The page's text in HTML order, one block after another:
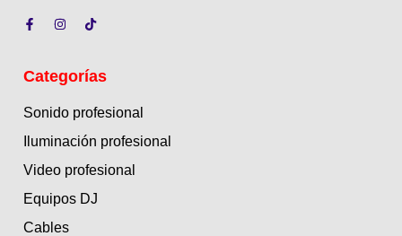
Categorías
Sonido profesional
Iluminación profesional
Video profesional
Equipos DJ
Cables